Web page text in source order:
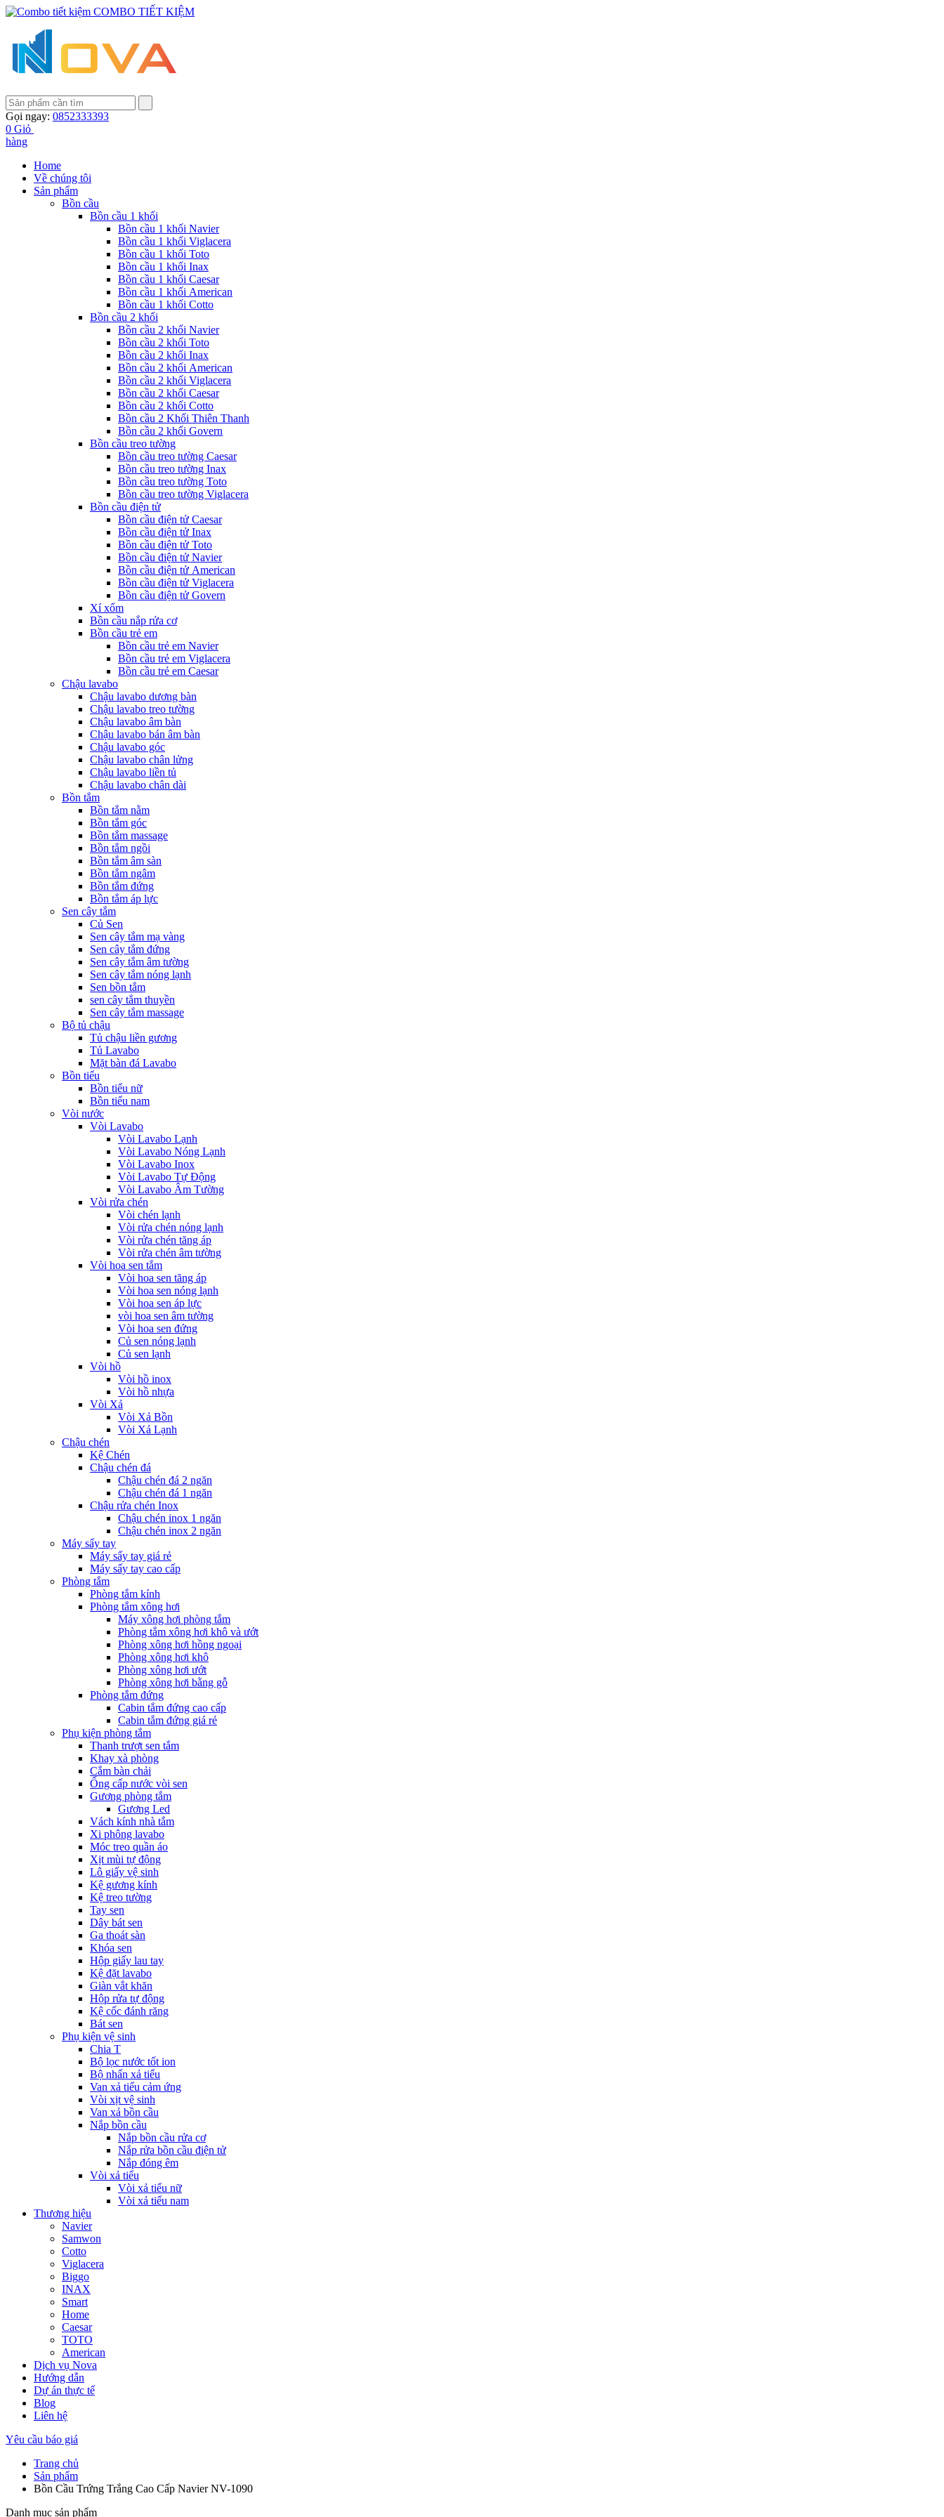
COMBO TIẾT KIỆM
Gọi ngay: 0852333393
0 Giỏ
hàng
Home
Về chúng tôi
Sản phẩm
Bồn cầu
Bồn cầu 1 khối
Bồn cầu 1 khối Navier
Bồn cầu 1 khối Viglacera
Bồn cầu 1 khối Toto
Bồn cầu 1 khối Inax
Bồn cầu 1 khối Caesar
Bồn cầu 1 khối American
Bồn cầu 1 khối Cotto
Bồn cầu 2 khối
Bồn cầu 2 khối Navier
Bồn cầu 2 khối Toto
Bồn cầu 2 khối Inax
Bồn cầu 2 khối American
Bồn cầu 2 khối Viglacera
Bồn cầu 2 khối Caesar
Bồn cầu 2 khối Cotto
Bồn cầu 2 Khối Thiên Thanh
Bồn cầu 2 khối Govern
Bồn cầu treo tường
Bồn cầu treo tường Caesar
Bồn cầu treo tường Inax
Bồn cầu treo tường Toto
Bồn cầu treo tường Viglacera
Bồn cầu điện tử
Bồn cầu điện tử Caesar
Bồn cầu điện tử Inax
Bồn cầu điện tử Toto
Bồn cầu điện tử Navier
Bồn cầu điện tử American
Bồn cầu điện tử Viglacera
Bồn cầu điện tử Govern
Xí xổm
Bồn cầu nắp rửa cơ
Bồn cầu trẻ em
Bồn cầu trẻ em Navier
Bồn cầu trẻ em Viglacera
Bồn cầu trẻ em Caesar
Chậu lavabo
Chậu lavabo dương bàn
Chậu lavabo treo tường
Chậu lavabo âm bàn
Chậu lavabo bán âm bàn
Chậu lavabo góc
Chậu lavabo chân lửng
Chậu lavabo liền tủ
Chậu lavabo chân dài
Bồn tắm
Bồn tắm nằm
Bồn tắm góc
Bồn tắm massage
Bồn tắm ngồi
Bồn tắm âm sàn
Bồn tắm ngâm
Bồn tắm đứng
Bồn tắm áp lực
Sen cây tắm
Củ Sen
Sen cây tắm mạ vàng
Sen cây tắm đứng
Sen cây tắm âm tường
Sen cây tắm nóng lạnh
Sen bồn tắm
sen cây tắm thuyền
Sen cây tắm massage
Bộ tủ chậu
Tủ chậu liền gương
Tủ Lavabo
Mặt bàn đá Lavabo
Bồn tiểu
Bồn tiểu nữ
Bồn tiểu nam
Vòi nước
Vòi Lavabo
Vòi Lavabo Lạnh
Vòi Lavabo Nóng Lạnh
Vòi Lavabo Inox
Vòi Lavabo Tự Động
Vòi Lavabo Âm Tường
Vòi rửa chén
Vòi chén lạnh
Vòi rửa chén nóng lạnh
Vòi rửa chén tăng áp
Vòi rửa chén âm tường
Vòi hoa sen tắm
Vòi hoa sen tăng áp
Vòi hoa sen nóng lạnh
Vòi hoa sen áp lực
vòi hoa sen âm tường
Vòi hoa sen đứng
Củ sen nóng lạnh
Củ sen lạnh
Vòi hồ
Vòi hồ inox
Vòi hồ nhựa
Vòi Xả
Vòi Xả Bồn
Vòi Xả Lạnh
Chậu chén
Kệ Chén
Chậu chén đá
Chậu chén đá 2 ngăn
Chậu chén đá 1 ngăn
Chậu rửa chén Inox
Chậu chén inox 1 ngăn
Chậu chén inox 2 ngăn
Máy sấy tay
Máy sấy tay giá rẻ
Máy sấy tay cao cấp
Phòng tắm
Phòng tắm kính
Phòng tắm xông hơi
Máy xông hơi phòng tắm
Phòng tắm xông hơi khô và ướt
Phòng xông hơi hồng ngoại
Phòng xông hơi khô
Phòng xông hơi ướt
Phòng xông hơi bằng gỗ
Phòng tắm đứng
Cabin tắm đứng cao cấp
Cabin tắm đứng giá rẻ
Phụ kiện phòng tắm
Thanh trượt sen tắm
Khay xà phòng
Cắm bàn chải
Ống cấp nước vòi sen
Gương phòng tắm
Gương Led
Vách kính nhà tắm
Xi phông lavabo
Móc treo quần áo
Xịt mùi tự động
Lô giấy vệ sinh
Kệ gương kính
Kệ treo tường
Tay sen
Dây bát sen
Ga thoát sàn
Khóa sen
Hộp giấy lau tay
Kệ đặt lavabo
Giàn vắt khăn
Hộp rửa tự động
Kệ cốc đánh răng
Bát sen
Phụ kiện vệ sinh
Chia T
Bộ lọc nước tốt ion
Bộ nhấn xả tiểu
Van xả tiểu cảm ứng
Vòi xịt vệ sinh
Van xả bồn cầu
Nắp bồn cầu
Nắp bồn cầu rửa cơ
Nắp rửa bồn cầu điện tử
Nắp đóng êm
Vòi xả tiểu
Vòi xả tiểu nữ
Vòi xả tiểu nam
Thương hiệu
Navier
Samwon
Cotto
Viglacera
Biggo
INAX
Smart
Home
Caesar
TOTO
American
Dịch vụ Nova
Hướng dẫn
Dự án thực tế
Blog
Liên hệ
Yêu cầu báo giá
Trang chủ
Sản phẩm
Bồn Cầu Trứng Trắng Cao Cấp Navier NV-1090
Danh mục sản phẩm